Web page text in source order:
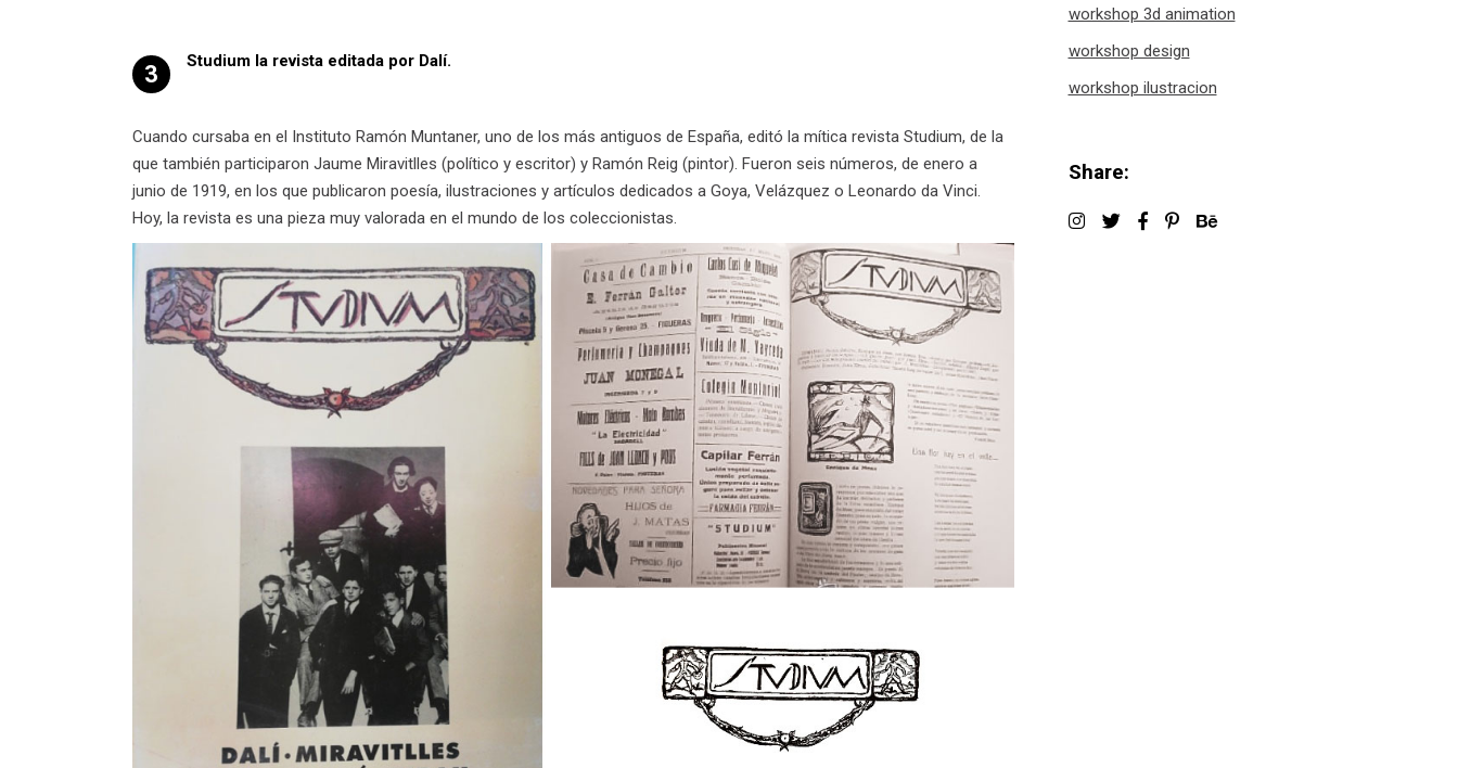
3 Studium la revista editada por Dalí.
Cuando cursaba en el Instituto Ramón Muntaner, uno de los más antiguos de España, editó la mítica revista Studium, de la
que también participaron Jaume Miravitlles (político y escritor) y Ramón Reig (pintor). Fueron seis números, de enero a
junio de 1919, en los que publicaron poesía, ilustraciones y artículos dedicados a Goya, Velázquez o Leonardo da Vinci.
Hoy, la revista es una pieza muy valorada en el mundo de los coleccionistas.
workshop 3d animation
workshop design
workshop ilustracion
Share: